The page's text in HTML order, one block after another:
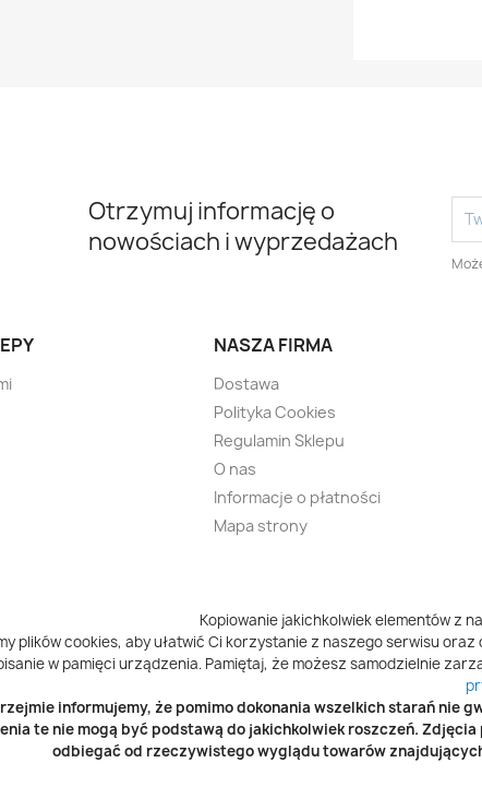
Otrzymuj informację o
nowościach i wyprzedażach
NASZA FIRMA
Dostawa
Polityka Cookies
Regulamin Sklepu
O nas
Informacje o płatności
Mapa strony
Kopiowanie jakichkolwiek elementów z
plików cookies, aby ułatwić Ci korzystanie z naszego serwisu
w pamięci urządzenia. Pamiętaj, że możesz samodzielnie
informujemy, że pomimo dokonania wszelkich starań nie
te nie mogą być podstawą do jakichkolwiek roszczeń.
odbiegać od rzeczywistego wyglądu towarów